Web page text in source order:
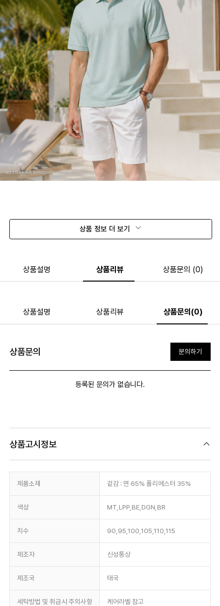
상품 정보 더 보기
상품설명 상품리뷰 상품문의 (0)
상품설명 상품리뷰 상품문의(0)
상품문의 문의하기
등록된 문의가 없습니다.
상품고시정보
제품소재 겉감 : 면 65% 폴리에스터 35%
색상 MT,LPP,BE,DGN,BR
치수 90,95,100,105,110,115
제조자 신성통상
제조국 태국
세탁방법 및 취급시 주의사항 케어라벨 참고